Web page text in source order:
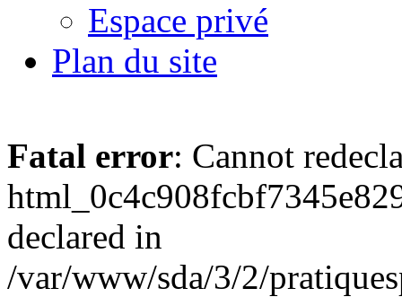
Espace privé
Plan du site
Fatal error: Cannot
declared in
/var/www/sda/3/2/